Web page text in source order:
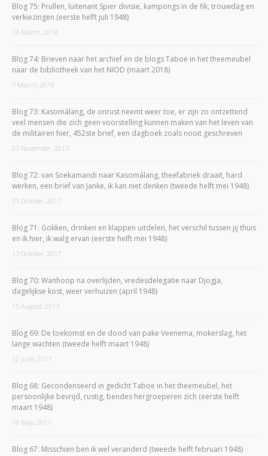
Blog 75: Prullen, luitenant Spier divisie, kampongs in de fik, trouwdag en
verkiezingen (eerste helft juli 1948)
13 March, 2018
Blog 74: Brieven naar het archief en de blogs Taboe in het theemeubel
naar de bibliotheek van het NIOD (maart 2018)
7 March, 2018
Blog 73: Kasomálang, de onrust neemt weer toe, er zijn zo ontzettend
veel mensen die zich geen voorstelling kunnen maken van het leven van
de militairen hier, 452ste brief, een dagboek zoals nooit geschreven
27 November, 2017
Blog 72: van Soekamandi naar Kasomálang, theefabriek draait, hard
werken, een brief van Janke, ik kan niet denken (tweede helft mei 1948)
31 October, 2017
Blog 71: Gokken, drinken en klappen uitdelen, het verschil tussen jij thuis
en ik hier, ik walg ervan (eerste helft mei 1948)
17 October, 2017
Blog 70: Wanhoop na overlijden, vredesdelegatie naar Djogja,
dagelijkse kost, weer verhuizen (april 1948)
15 August, 2017
Blog 69: De toekomst en de dood van pake Veenema, mokerslag, het
lange wachten (tweede helft maart 1948)
12 June, 2017
Blog 68: Gecondenseerd in gedicht Taboe in het theemeubel, het
persoonlijke bevrijd, rustig, bendes hergroeperen zich (eerste helft
maart 1948)
18 May, 2017
Blog 67: Misschien ben ik wel veranderd (tweede helft februari 1948)